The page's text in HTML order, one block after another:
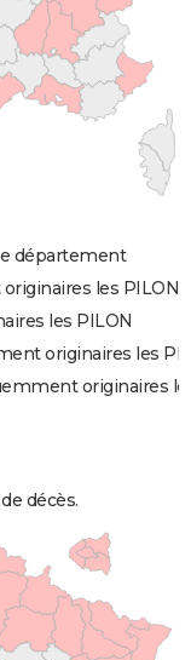
département
les PILON
les PILON
originaires les
originaires
décès.